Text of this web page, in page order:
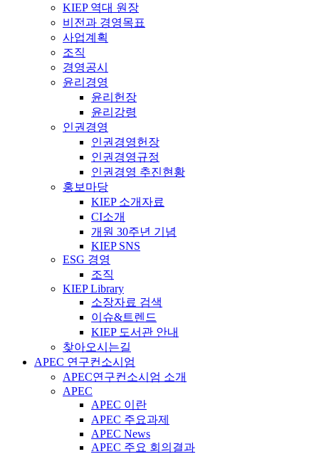
KIEP 역대 원장
비전과 경영목표
사업계획
조직
경영공시
윤리경영
윤리헌장
윤리강령
인권경영
인권경영헌장
인권경영규정
인권경영 추진현황
홍보마당
KIEP 소개자료
CI소개
개원 30주년 기념
KIEP SNS
ESG 경영
조직
KIEP Library
소장자료 검색
이슈&트렌드
KIEP 도서관 안내
찾아오시는길
APEC 연구컨소시엄
APEC연구컨소시엄 소개
APEC
APEC 이란
APEC 주요과제
APEC News
APEC 주요 회의결과